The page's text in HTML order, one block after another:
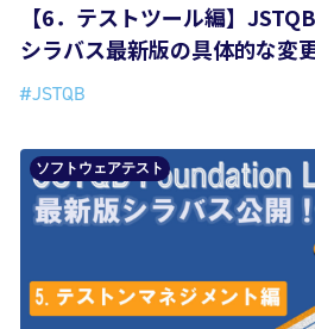
【6．テストツール編】
シラバス最新版の具体的な変
#JSTQB
ソフトウェアテスト